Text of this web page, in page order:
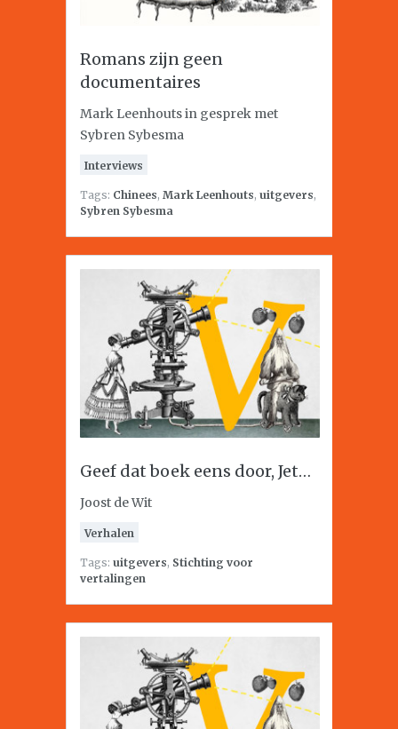
Romans zijn geen
documentaires
Mark Leenhouts in gesprek met
Sybren Sybesma
Interviews
Tags: Chinees, Mark Leenhouts, uitgevers,
Sybren Sybesma
Geef dat boek eens door, Jet…
Joost de Wit
Verhalen
Tags: uitgevers, Stichting voor
vertalingen